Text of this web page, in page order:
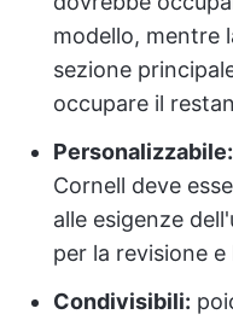
modello, mentre
sezione
occupare il
Personalizzabile:
Cornell deve
alle esigenze
per la revisione
Condivisibili: